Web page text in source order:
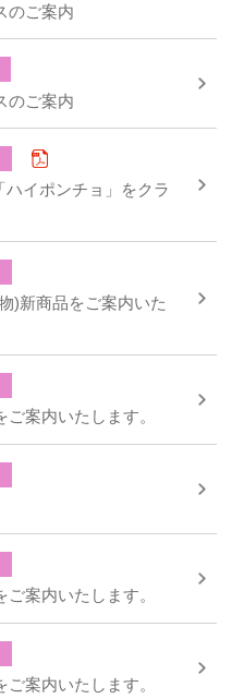
のご案内
のご案内
イポンチョ」をクラ
)新商品をご案内いた
案内いたします。
案内いたします。
案内いたします。